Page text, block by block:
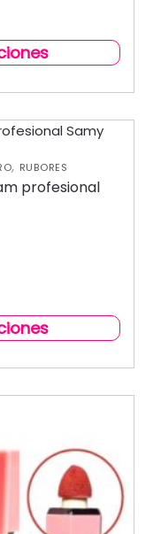
, RUBORES
profesional